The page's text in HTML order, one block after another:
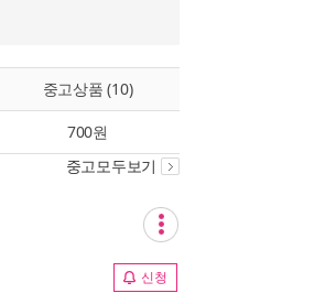
중고상품 (10)
700원
중고모두보기
신청